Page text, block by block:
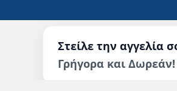
Στείλε την αγγελία
Γρήγορα και Δωρεάν!